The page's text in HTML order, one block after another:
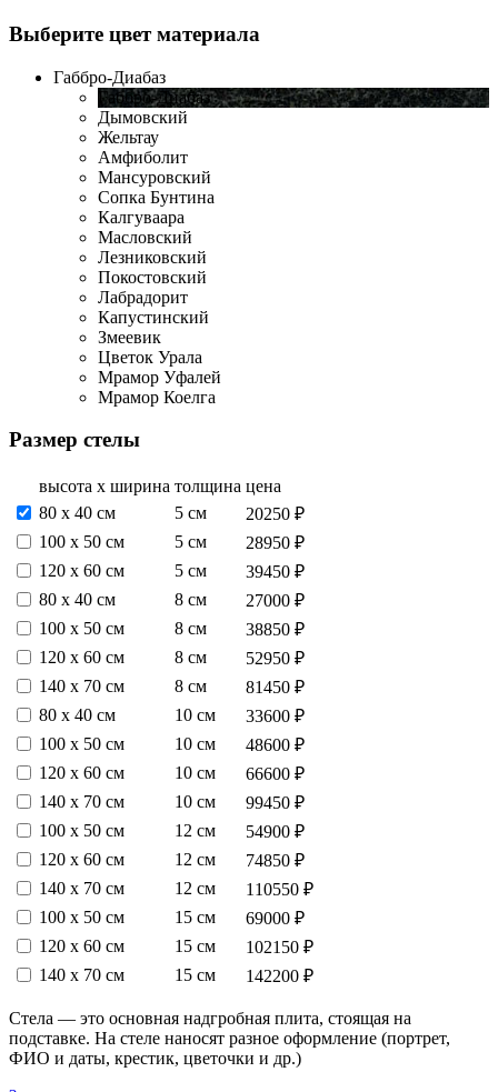
Выберите цвет материала
Габбро-Диабаз
Габбро-Диабаз
Дымовский
Жельтау
Амфиболит
Мансуровский
Сопка Бунтина
Калгуваара
Масловский
Лезниковский
Покостовский
Лабрадорит
Капустинский
Змеевик
Цветок Урала
Мрамор Уфалей
Мрамор Коелга
Размер стелы
высота х ширина толщина цена
80 х 40 см
5 см
20250 ₽
100 х 50 см
5 см
28950 ₽
120 х 60 см
5 см
39450 ₽
80 х 40 см
8 см
27000 ₽
100 х 50 см
8 см
38850 ₽
120 х 60 см
8 см
52950 ₽
140 х 70 см
8 см
81450 ₽
80 х 40 см
10 см
33600 ₽
100 х 50 см
10 см
48600 ₽
120 х 60 см
10 см
66600 ₽
140 х 70 см
10 см
99450 ₽
100 х 50 см
12 см
54900 ₽
120 х 60 см
12 см
74850 ₽
140 х 70 см
12 см
110550 ₽
100 х 50 см
15 см
69000 ₽
120 х 60 см
15 см
102150 ₽
140 х 70 см
15 см 142200 ₽
Стела — это основная надгробная плита, стоящая на
подставке. На стеле наносят разное оформление (портрет,
ФИО и даты, крестик, цветочки и др.)